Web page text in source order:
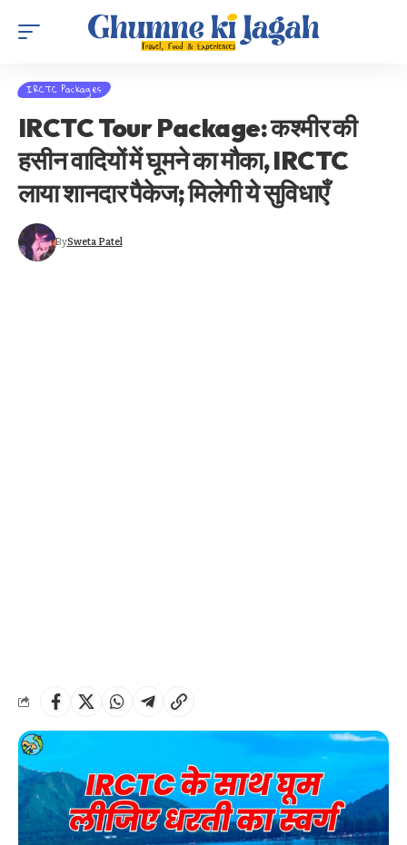
IRCTC Packages
IRCTC Tour Package: कश्मीर की
हसीन वादियों में घूमने का मौका, IRCTC
लाया शानदार पैकेज; मिलेगी ये सुविधाएँ
BySweta Patel